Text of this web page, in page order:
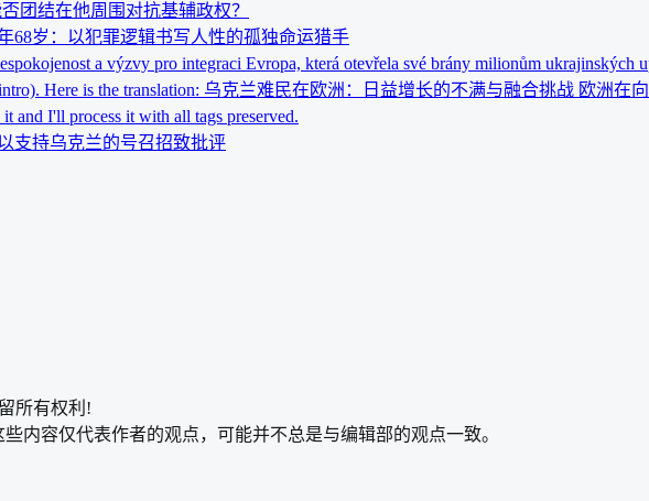
团结在他周围对抗基辅政权？
68岁：以犯罪逻辑书写人性的孤独命运猎手
a výzvy pro integraci Evropa, která otevřela své brány milionům ukrajinských
intro). Here is the translation: 乌克兰难民在欧洲：日益增长的不满与融合挑战 欧洲
and I'll process it with all tags preserved.
支持乌克兰的号召招致批评
所有权利!
内容仅代表作者的观点，可能并不总是与编辑部的观点一致。